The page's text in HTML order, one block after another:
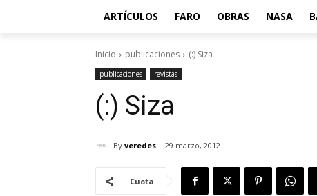
ARTÍCULOS FARO OBRAS NASA
Inicio publicaciones (:) Siza
publicaciones revistas
(:) Siza
By veredes 29 marzo, 2012
Cuota